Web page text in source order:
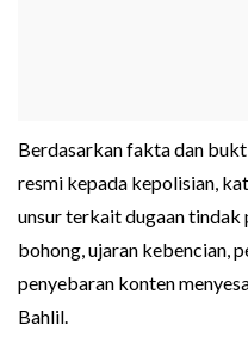
Berdasarkan fakta dan
resmi kepada kepolisian,
unsur terkait dugaan
bohong, ujaran kebencian,
penyebaran konten
Bahlil.